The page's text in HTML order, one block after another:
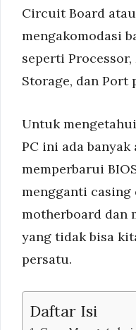
Circuit Board atau
mengakomodasi
seperti Processor,
Storage, dan Port
Untuk
PC ini ada
memperbarui
mengganti casing
motherboard dan
yang tidak bisa
persatu.
Daftar Isi